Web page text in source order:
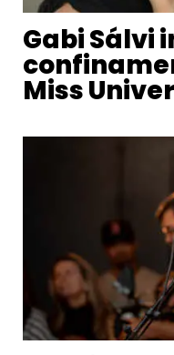
Gabi Sálvi
Miss